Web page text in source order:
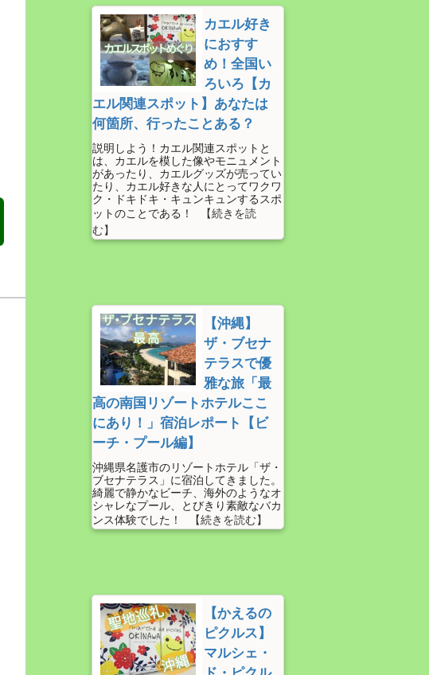
カエル好き
におすす
め！全国い
ろいろ【カ
エル関連スポット】あなたは
何箇所、行ったことある？
説明しよう！カエル関連スポットと
は、カエルを模した像やモニュメント
があったり、カエルグッズが売ってい
たり、カエル好きな人にとってワクワ
ク・ドキドキ・キュンキュンするスポ
ットのことである！
【沖縄】
ザ・ブセナ
テラスで優
雅な旅「最
高の南国リゾートホテルここ
にあり！」宿泊レポート【ビ
ーチ・プール編】
沖縄県名護市のリゾートホテル「ザ・
ブセナテラス」に宿泊してきました。
綺麗で静かなビーチ、海外のようなオ
シャレなプール、とびきり素敵なバカ
ンス体験でした！
【かえるの
ピクルス】
マルシェ・